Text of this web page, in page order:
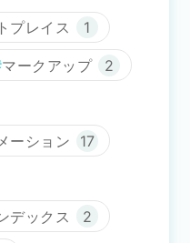
プレイス 1
マークアップ 2
ーション 17
デックス 2